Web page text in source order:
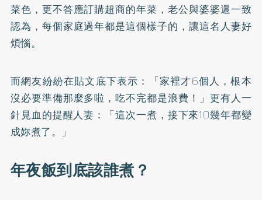
菜色，更不答應訂購超商的年菜，老公與婆婆還一致
認為，每個家庭過年都是這個樣子的，讓這名人妻好
煩惱。
而網友紛紛在貼文底下表示：「家裡才6個人，根本
沒必要準備那麼多啦，吃不完都是浪費！」更有人一
針見血的提醒人妻：「這次一煮，接下來10幾年都變
成妳煮了。」
年夜飯到底該誰煮？